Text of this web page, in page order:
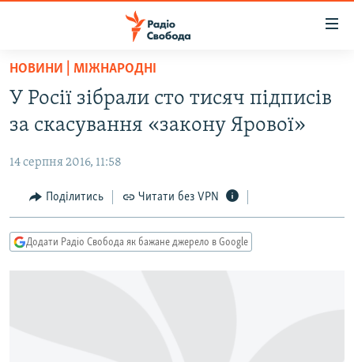
Перейти
основного
матеріалу
до
навігації
Перейти
до
РАДІО СВОБОДА – 70 РОКІВ
ПОЛІТИКА
ЕКОНОМІКА
КУЛЬТУРА
ВІЙНА
РОСІЙСЬКА «ФІЛЬТРАЦІЯ»
КРИМ.РЕАЛІЇ
НОВИНИ | МІЖНАРОДНІ
У Росії зібрали сто тисяч підписів
за скасування «закону Ярової»
14 серпня 2016, 11:58
Поділитись Читати без VPN
Додати Радіо Свобода як бажане джерело в Google